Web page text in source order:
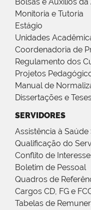
Monitoria e Tutoria
Estágio
Unidades
Coordenadoria de
Regulamento dos
Projetos
Manual de
Dissertações e
SERVIDORES
Assistência à
Qualificação do
Conflito de
Boletim de Pessoal
Quadros de
Cargos CD, FG e
Tabelas de